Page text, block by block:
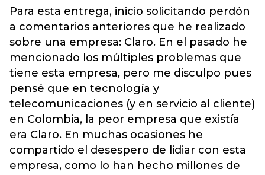
Para esta entrega, inicio solicitando perdón
a comentarios anteriores que he realizado
sobre una empresa: Claro. En el pasado he
mencionado los múltiples problemas que
tiene esta empresa, pero me disculpo pues
pensé que en tecnología y
telecomunicaciones (y en servicio al cliente)
en Colombia, la peor empresa que existía
era Claro. En muchas ocasiones he
compartido el desespero de lidiar con esta
empresa, como lo han hecho millones de